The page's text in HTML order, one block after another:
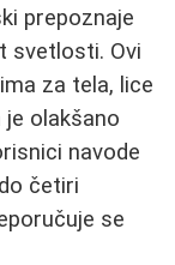
prepoznaje
svetlosti. Ovi
za tela, lice
olakšano
navode
četiri
se